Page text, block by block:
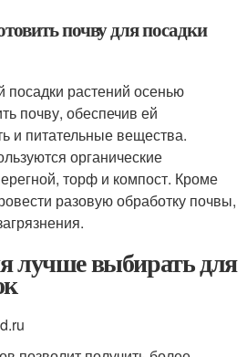
почву для посадки
посадки растений осенью
почву, обеспечив ей
и питательные вещества.
органические
торф и компост. Кроме
разовую обработку почвы,
лучше выбирать для